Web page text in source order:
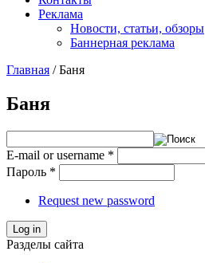
Реклама
Новости, статьи, обзоры
Баннерная реклама
Главная / Баня
Баня
E-mail or username *
Пароль *
Request new password
Log in
Разделы сайта